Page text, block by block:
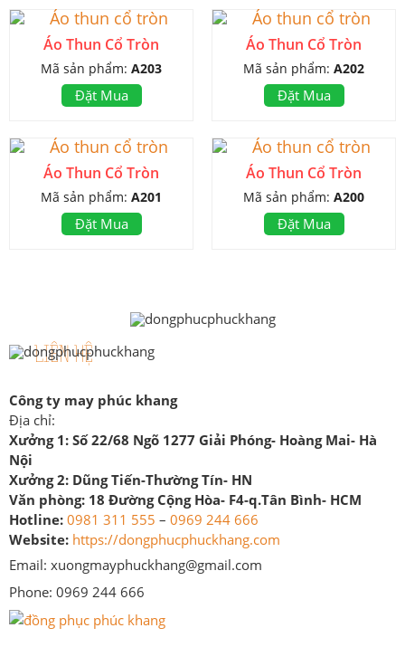
Áo Thun Cổ Tròn
Mã sản phẩm: A203
Đặt Mua
Áo Thun Cổ Tròn
Mã sản phẩm: A202
Đặt Mua
Áo Thun Cổ Tròn
Mã sản phẩm: A201
Đặt Mua
Áo Thun Cổ Tròn
Mã sản phẩm: A200
Đặt Mua
LIÊN HỆ
Công ty may phúc khang
Địa chỉ:
Xưởng 1: Số 22/68 Ngõ 1277 Giải Phóng- Hoàng Mai- Hà
Nội
Xưởng 2: Dũng Tiến-Thường Tín- HN
Văn phòng: 18 Đường Cộng Hòa- F4-q.Tân Bình- HCM
Hotline: 0981 311 555 – 0969 244 666
Website: https://dongphucphuckhang.com
Email: xuongmayphuckhang@gmail.com
Phone: 0969 244 666